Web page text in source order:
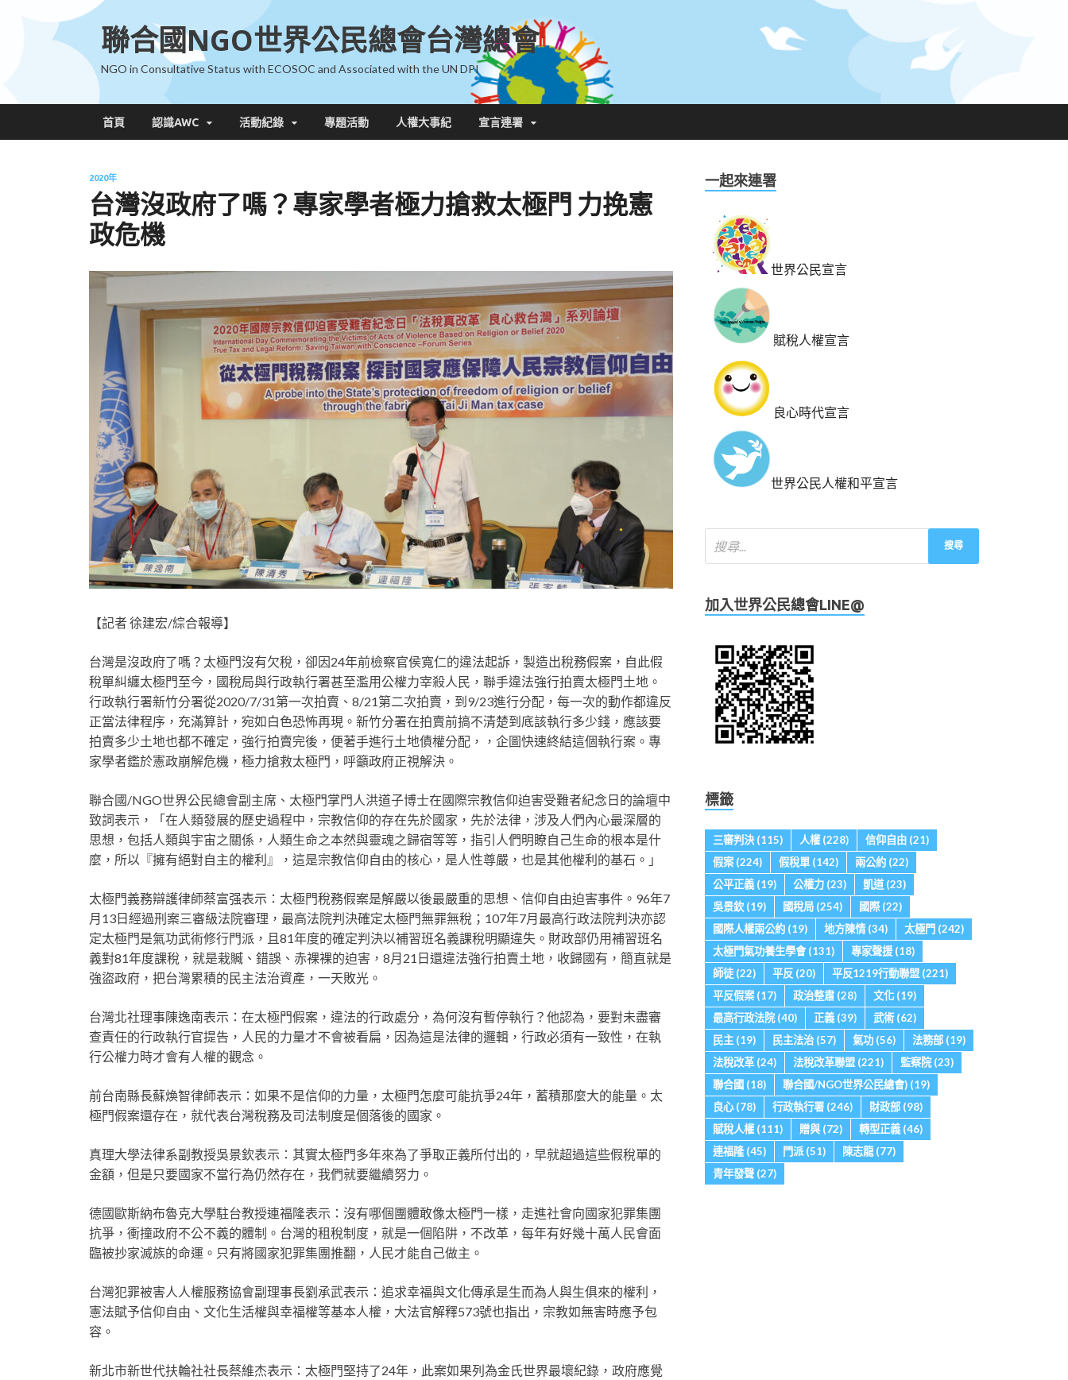
聯合國NGO世界公民總會台灣總會
NGO in Consultative Status with ECOSOC and Associated with the UN DPI
首頁 認識AWC 活動紀錄 專題活動 人權大事紀 宣言連署
2020年
台灣沒政府了嗎？專家學者極力搶救太極門 力挽憲
政危機
【記者 徐建宏/綜合報導】
台灣是沒政府了嗎？太極門沒有欠稅，卻因24年前檢察官侯寬仁的違法起訴，製造出稅務假案，自此假
稅單糾纏太極門至今，國稅局與行政執行署甚至濫用公權力宰殺人民，聯手違法強行拍賣太極門土地。
行政執行署新竹分署從2020/7/31第一次拍賣、8/21第二次拍賣，到9/23進行分配，每一次的動作都違反
正當法律程序，充滿算計，宛如白色恐怖再現。新竹分署在拍賣前搞不清楚到底該執行多少錢，應該要
拍賣多少土地也都不確定，強行拍賣完後，便著手進行土地債權分配，，企圖快速終結這個執行案。專
家學者鑑於憲政崩解危機，極力搶救太極門，呼籲政府正視解決。
聯合國/NGO世界公民總會副主席、太極門掌門人洪道子博士在國際宗教信仰迫害受難者紀念日的論壇中
致詞表示，「在人類發展的歷史過程中，宗教信仰的存在先於國家，先於法律，涉及人們內心最深層的
思想，包括人類與宇宙之關係，人類生命之本然與靈魂之歸宿等等，指引人們明瞭自己生命的根本是什
麼，所以『擁有絕對自主的權利』，這是宗教信仰自由的核心，是人性尊嚴，也是其他權利的基石。」
太極門義務辯護律師蔡富强表示：太極門稅務假案是解嚴以後最嚴重的思想、信仰自由迫害事件。96年7
月13日經過刑案三審級法院審理，最高法院判決確定太極門無罪無稅；107年7月最高行政法院判決亦認
定太極門是氣功武術修行門派，且81年度的確定判決以補習班名義課稅明顯違失。財政部仍用補習班名
義對81年度課稅，就是栽贓、錯誤、赤裸裸的迫害，8月21日還違法強行拍賣土地，收歸國有，簡直就是
強盜政府，把台灣累積的民主法治資產，一天敗光。
台灣北社理事陳逸南表示：在太極門假案，違法的行政處分，為何沒有暫停執行？他認為，要對未盡審
查責任的行政執行官提告，人民的力量才不會被看扁，因為這是法律的邏輯，行政必須有一致性，在執
行公權力時才會有人權的觀念。
前台南縣長蘇煥智律師表示：如果不是信仰的力量，太極門怎麼可能抗爭24年，蓄積那麼大的能量。太
極門假案還存在，就代表台灣稅務及司法制度是個落後的國家。
真理大學法律系副教授吳景欽表示：其實太極門多年來為了爭取正義所付出的，早就超過這些假稅單的
金額，但是只要國家不當行為仍然存在，我們就要繼續努力。
德國歐斯納布魯克大學駐台教授連福隆表示：沒有哪個團體敢像太極門一樣，走進社會向國家犯罪集團
抗爭，衝撞政府不公不義的體制。台灣的租稅制度，就是一個陷阱，不改革，每年有好幾十萬人民會面
臨被抄家滅族的命運。只有將國家犯罪集團推翻，人民才能自己做主。
台灣犯罪被害人人權服務協會副理事長劉承武表示：追求幸福與文化傳承是生而為人與生俱來的權利，
憲法賦予信仰自由、文化生活權與幸福權等基本人權，大法官解釋573號也指出，宗教如無害時應予包
容。
新北市新世代扶輪社社長蔡維杰表示：太極門堅持了24年，此案如果列為金氏世界最壞紀錄，政府應覺
一起來連署
世界公民宣言
賦稅人權宣言
良心時代宣言
世界公民人權和平宣言
加入世界公民總會LINE@
標籤
三審判決(115) 人權(228) 信仰自由 (21)
假案(224) 假稅單 (142) 兩公約 (22)
公平正義 (19) 公權力 (23) 凱道(23)
吳景欽 (19) 國稅局 (254) 國際(22)
國際人權兩公約 (19) 地方陳情(34) 太極門 (242)
太極門氣功養生學會(131) 專家聲援(18)
師徒(22) 平反 (20) 平反1219行動聯盟 (221)
平反假案(17) 政治整肅 (28) 文化 (19)
最高行政法院(40) 正義 (39) 武術(62)
民主 (19) 民主法治 (57) 氣功 (56) 法務部 (19)
法稅改革 (24) 法稅改革聯盟 (221) 監察院(23)
聯合國 (18) 聯合國/NGO世界公民總會) (19)
良心(78) 行政執行署 (246) 財政部 (98)
賦稅人權(111) 贈與(72) 轉型正義 (46)
連福隆(45) 門派(51) 陳志龍(77)
青年發聲 (27)